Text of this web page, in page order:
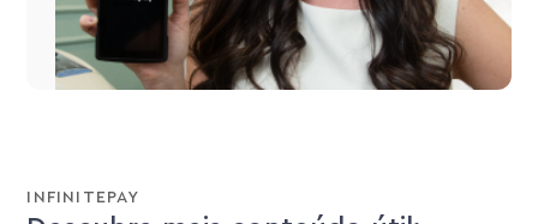
INFINITEPAY